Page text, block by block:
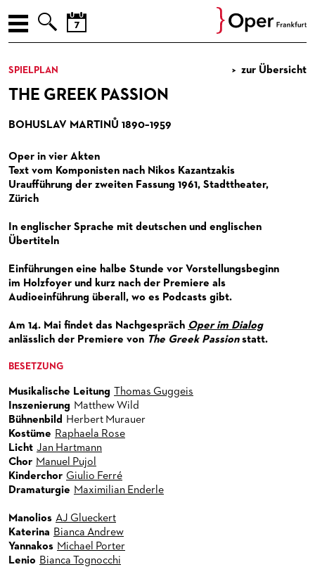
  
Prev
M S S
27 28 29 30
3
4 5
17
18
24
25 26 27 28 29
31
SPIELPLAN
LIEDERABENDE
LIEDERABENDE
KONZERTE
MUSEUMSKONZERTE
KAMMERMUSIK
KONZERTE DER PAUL-HINDEMITH-ORCHESTERAKADEMIE
SOIREEN DES OPERNSTUDIOS
HAPPY NEW EARS
VER­AN­STAL­TUNG­EN
OPER EXTRA
OPER IM DIALOG
FÜHRUNGEN
FÜHRUNGEN EXKLUSIV FÜR ABONNENT*INNEN
MUSEUMSUFERFEST 2026
BRÜCHE – DEMORKATIE IN ZEITEN IHRER REGRESSION
SILVESTERFEIER
JETZT! JUNGE OPER
FÜR KINDER UND FAMILIEN
FÜR JUGENDLICHE
FÜR ERWACHSENE
ENSEMBLE / GÄSTE / OPERNSTUDIO / MITARBEITER
ENSEMBLE / GÄSTE
PRODUKTIONS­TEAMS
THEATERLEITUNG
KÜNSTLERISCHER BETRIEB OPER
STÄDTISCHE BÜHNEN FRANKFURT GMBH
ORCHESTER
DAS FRANKFURTER OPERN- UND MUSEUMS­ORCHESTER
PAUL-HINDEMITH-ORCHESTER­AKADEMIE
HISTORIE DES ORCHESTERS
STELLEN­ANGEBOTE ORCHESTER UND AKADEMIE
CHOR
PRESSE­MITTEILUNGEN
PRESSEFOTOS
MATERIALIEN
PRESSE­STIMMEN
UMBESETZUNGEN
MEDIATHEK
BLOG
KOSTÜMPODCAST
CD / DVD-SERIE DER OPER FRANKFURT
BLOG
GRUPPENREISEN
FÜR STUDIERENDE
ABONNEMENT
ÜBERSICHT SERIEN
PATRONATSVEREIN
SPIELPLAN zur Übersicht
THE GREEK PASSION
BOHUSLAV MARTINŮ 1890–1959
Oper in vier Akten
Text vom Komponisten nach Nikos Kazantzakis
Uraufführung der zweiten Fassung 1961, Stadttheater,
Zürich
In englischer Sprache mit deutschen und englischen
Übertiteln
Einführungen eine halbe Stunde vor Vorstellungsbeginn
im Holzfoyer und kurz nach der Premiere als
Audioeinführung überall, wo es Podcasts gibt.
Am 14. Mai findet das Nachgespräch Oper im Dialog
anlässlich der Premiere von The Greek Passionstatt.
BESETZUNG
Musikalische Leitung
Thomas Guggeis
Inszenierung Matthew Wild
Bühnenbild
Herbert Murauer
Kostüme Raphaela Rose
Licht Jan Hartmann
Chor Manuel Pujol
Kinderchor Giulio Ferré
Dramaturgie Maximilian Enderle
Manolios AJ Glueckert
Katerina Bianca Andrew
Yannakos Michael Porter
Lenio Bianca Tognocchi